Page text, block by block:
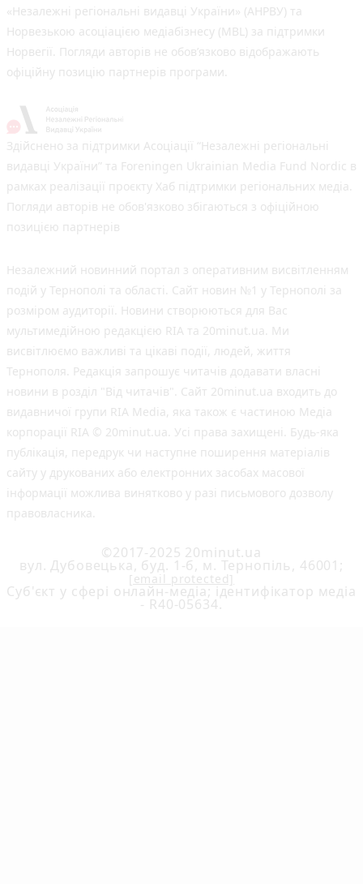
«Незалежні регіональні видавці України» (АНРВУ) та
Норвезькою асоціацією медіабізнесу (MBL) за підтримки
Норвегії. Погляди авторів не обов’язково відображають
офіційну позицію партнерів програми.
Здійснено за підтримки Асоціації “Незалежні регіональні
видавці України” та Foreningen Ukrainian Media Fund Nordic в
рамках реалізації проєкту Хаб підтримки регіональних медіа.
Погляди авторів не обов'язково збігаються з офіційною
позицією партнерів
Незалежний новинний портал з оперативним висвітленням
подій у Тернополі та області. Сайт новин №1 у Тернополі за
розміром аудиторії. Новини створюються для Вас
мультимедійною редакцією RIA та 20minut.ua. Ми
висвітлюємо важливі та цікаві події, людей, життя
Тернополя. Редакція запрошує читачів додавати власні
новини в розділ "Від читачів". Сайт 20minut.ua входить до
видавничої групи RIA Media, яка також є частиною Медіа
корпорації RIA © 20minut.ua. Усі права захищені. Будь-яка
публiкацiя, передрук чи наступне поширення матеріалів
сайту у друкованих або електронних засобах масової
інформації можлива винятково у разі письмового дозволу
правовласника.
©2017-2025 20minut.ua
вул. Дубовецька, буд. 1-б, м. Тернопіль, 46001;
[email protected]
Cуб'єкт у сфері онлайн-медіа; ідентифікатор медіа
- R40-05634.